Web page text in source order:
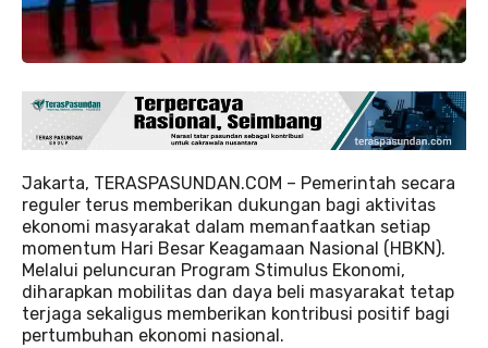
Jakarta, TERASPASUNDAN.COM – Pemerintah secara
reguler terus memberikan dukungan bagi aktivitas
ekonomi masyarakat dalam memanfaatkan setiap
momentum Hari Besar Keagamaan Nasional (HBKN).
Melalui peluncuran Program Stimulus Ekonomi,
diharapkan mobilitas dan daya beli masyarakat tetap
terjaga sekaligus memberikan kontribusi positif bagi
pertumbuhan ekonomi nasional.